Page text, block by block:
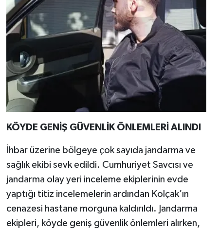
KÖYDE GENİŞ GÜVENLİK ÖNLEMLERİ ALINDI
İhbar üzerine bölgeye çok sayıda jandarma ve
sağlık ekibi sevk edildi. Cumhuriyet Savcısı ve
jandarma olay yeri inceleme ekiplerinin evde
yaptığı titiz incelemelerin ardından Kolçak’ın
cenazesi hastane morguna kaldırıldı. Jandarma
ekipleri, köyde geniş güvenlik önlemleri alırken,